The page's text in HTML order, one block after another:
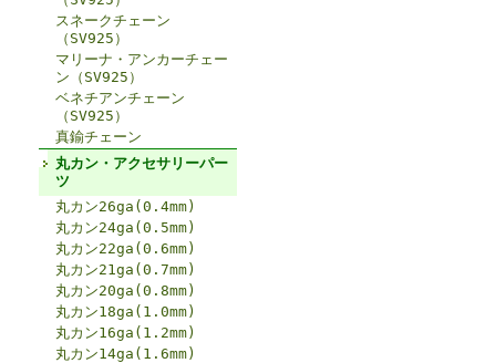
スネークチェーン
（SV925）
マリーナ・アンカーチェー
ン（SV925）
ベネチアンチェーン
（SV925）
真鍮チェーン
丸カン・アクセサリーパー
ツ
丸カン26ga(0.4mm)
丸カン24ga(0.5mm)
丸カン22ga(0.6mm)
丸カン21ga(0.7mm)
丸カン20ga(0.8mm)
丸カン18ga(1.0mm)
丸カン16ga(1.2mm)
丸カン14ga(1.6mm)